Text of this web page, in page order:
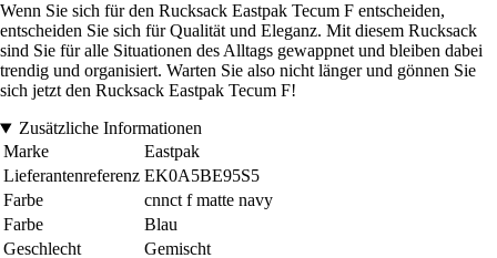
Wenn Sie sich für den Rucksack Eastpak Tecum F entscheiden,
entscheiden Sie sich für Qualität und Eleganz. Mit diesem Rucksack
sind Sie für alle Situationen des Alltags gewappnet und bleiben dabei
trendig und organisiert. Warten Sie also nicht länger und gönnen Sie
sich jetzt den Rucksack Eastpak Tecum F!
Zusätzliche Informationen
Marke
Eastpak
Lieferantenreferenz EK0A5BE95S5
Farbe
cnnct f matte navy
Farbe
Blau
Geschlecht
Gemischt